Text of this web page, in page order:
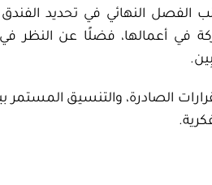
الفصل النهائي في تحديد
في أعمالها، فضلًا عن النظر
.
الصادرة، والتنسيق المستمر
.